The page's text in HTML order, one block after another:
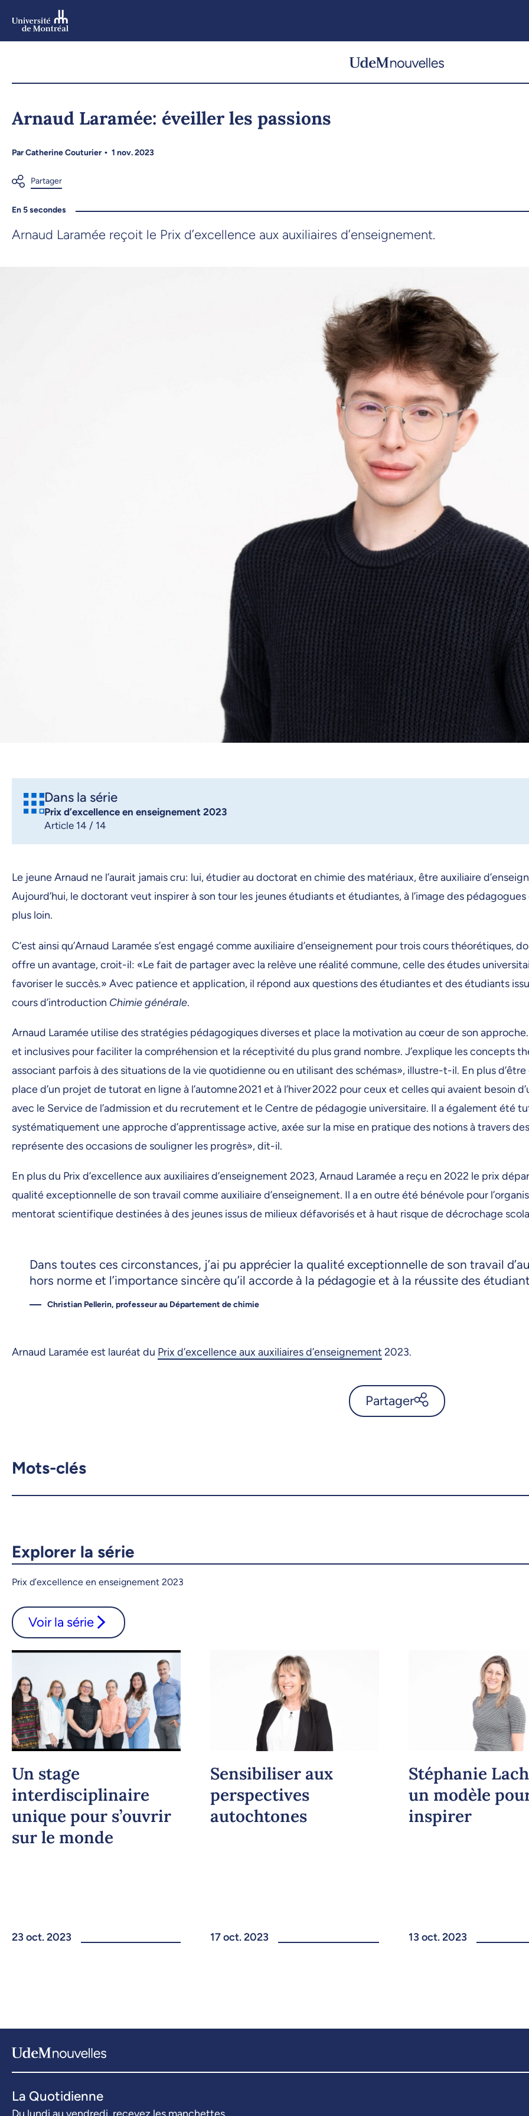
Arnaud Laramée: éveiller les passions
ParCatherine Couturier 1 nov. 2023
En 5 secondes
Arnaud Laramée reçoit le Prix d’excellence aux auxiliaires d’enseignement.
Dans la série
Prix d’excellence en enseignement 2023
Article 14 / 14
Le jeune Arnaud ne l’aurait jamais cru: lui, étudier au doctorat en chimie des matériaux, être auxiliaire
Aujourd’hui, le doctorant veut inspirer à son tour les jeunes étudiants et étudiantes, à l’image des
plus loin.
C’est ainsi qu’Arnaud Laramée s’est engagé comme auxiliaire d’enseignement pour trois cours théorétiques,
offre un avantage, croit-il: «Le fait de partager avec la relève une réalité commune, celle des études
favoriser le succès.» Avec patience et application, il répond aux questions des étudiantes et des étudiants
cours d’introduction Chimie générale.
Arnaud Laramée utilise des stratégies pédagogiques diverses et place la motivation au cœur de son
et inclusives pour faciliter la compréhension et la réceptivité du plus grand nombre. J’explique les concepts
associant parfois à des situations de la vie quotidienne ou en utilisant des schémas», illustre-t-il. En plus
place d’un projet de tutorat en ligne à l’automne 2021 et à l’hiver 2022 pour ceux et celles qui avaient besoin
avec le Service de l’admission et du recrutement et le Centre de pédagogie universitaire. Il a également été
systématiquement une approche d’apprentissage active, axée sur la mise en pratique des notions à travers
représente des occasions de souligner les progrès», dit-il.
En plus du Prix d’excellence aux auxiliaires d’enseignement 2023, Arnaud Laramée a reçu en 2022 le prix
qualité exceptionnelle de son travail comme auxiliaire d’enseignement. Il a en outre été bénévole pour
mentorat scientifique destinées à des jeunes issus de milieux défavorisés et à haut risque de décrochage
Dans toutes ces circonstances, j’ai pu apprécier la qualité exceptionnelle de son travail
hors norme et l’importance sincère qu’il accorde à la pédagogie et à la réussite des
Christian Pellerin, professeur au Département de chimie
Arnaud Laramée est lauréat du Prix d’excellence aux auxiliaires d’enseignement2023.
Partager
Mots-clés
Explorer la série
Prix d’excellence en enseignement 2023
Voir la série
Un stage
interdisciplinaire
unique pour s’ouvrir
sur le monde
23 oct. 2023
Sensibiliser aux
perspectives
autochtones
17 oct. 2023
Stéphanie
un modèle
inspirer
13 oct. 2023
La Quotidienne